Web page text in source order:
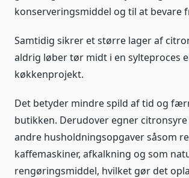
konserveringsmiddel og til at bevare
Samtidig sikrer et større lager af
aldrig løber tør midt i en sylteproces
køkkenprojekt.
Det betyder mindre spild af tid og
butikken. Derudover egner
andre husholdningsopgaver såsom
kaffemaskiner, afkalkning og som
rengøringsmiddel, hvilket gør det